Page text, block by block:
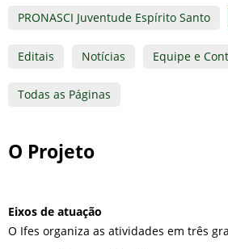
PRONASCI Juventude Espírito Santo
Editais Notícias Equipe e
Todas as Páginas
O Projeto
Eixos de atuação
O Ifes organiza as atividades em três